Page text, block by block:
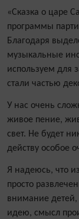
«Сказка о царе
программы
Благодаря
музыкальные
используем для
стали частью
У нас очень
живое пение,
свет. Не будет
действу особое
Я надеюсь, что
просто
внимание детей,
идею, смысл